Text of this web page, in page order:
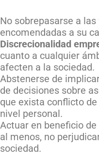
No sobrepasarse a
encomendadas a su
Discrecionalidad
cuanto a cualquier
afecten a la sociedad.
Abstenerse de
de decisiones sobre
que exista conflicto
nivel personal.
Actuar en beneficio
al menos, no
sociedad.